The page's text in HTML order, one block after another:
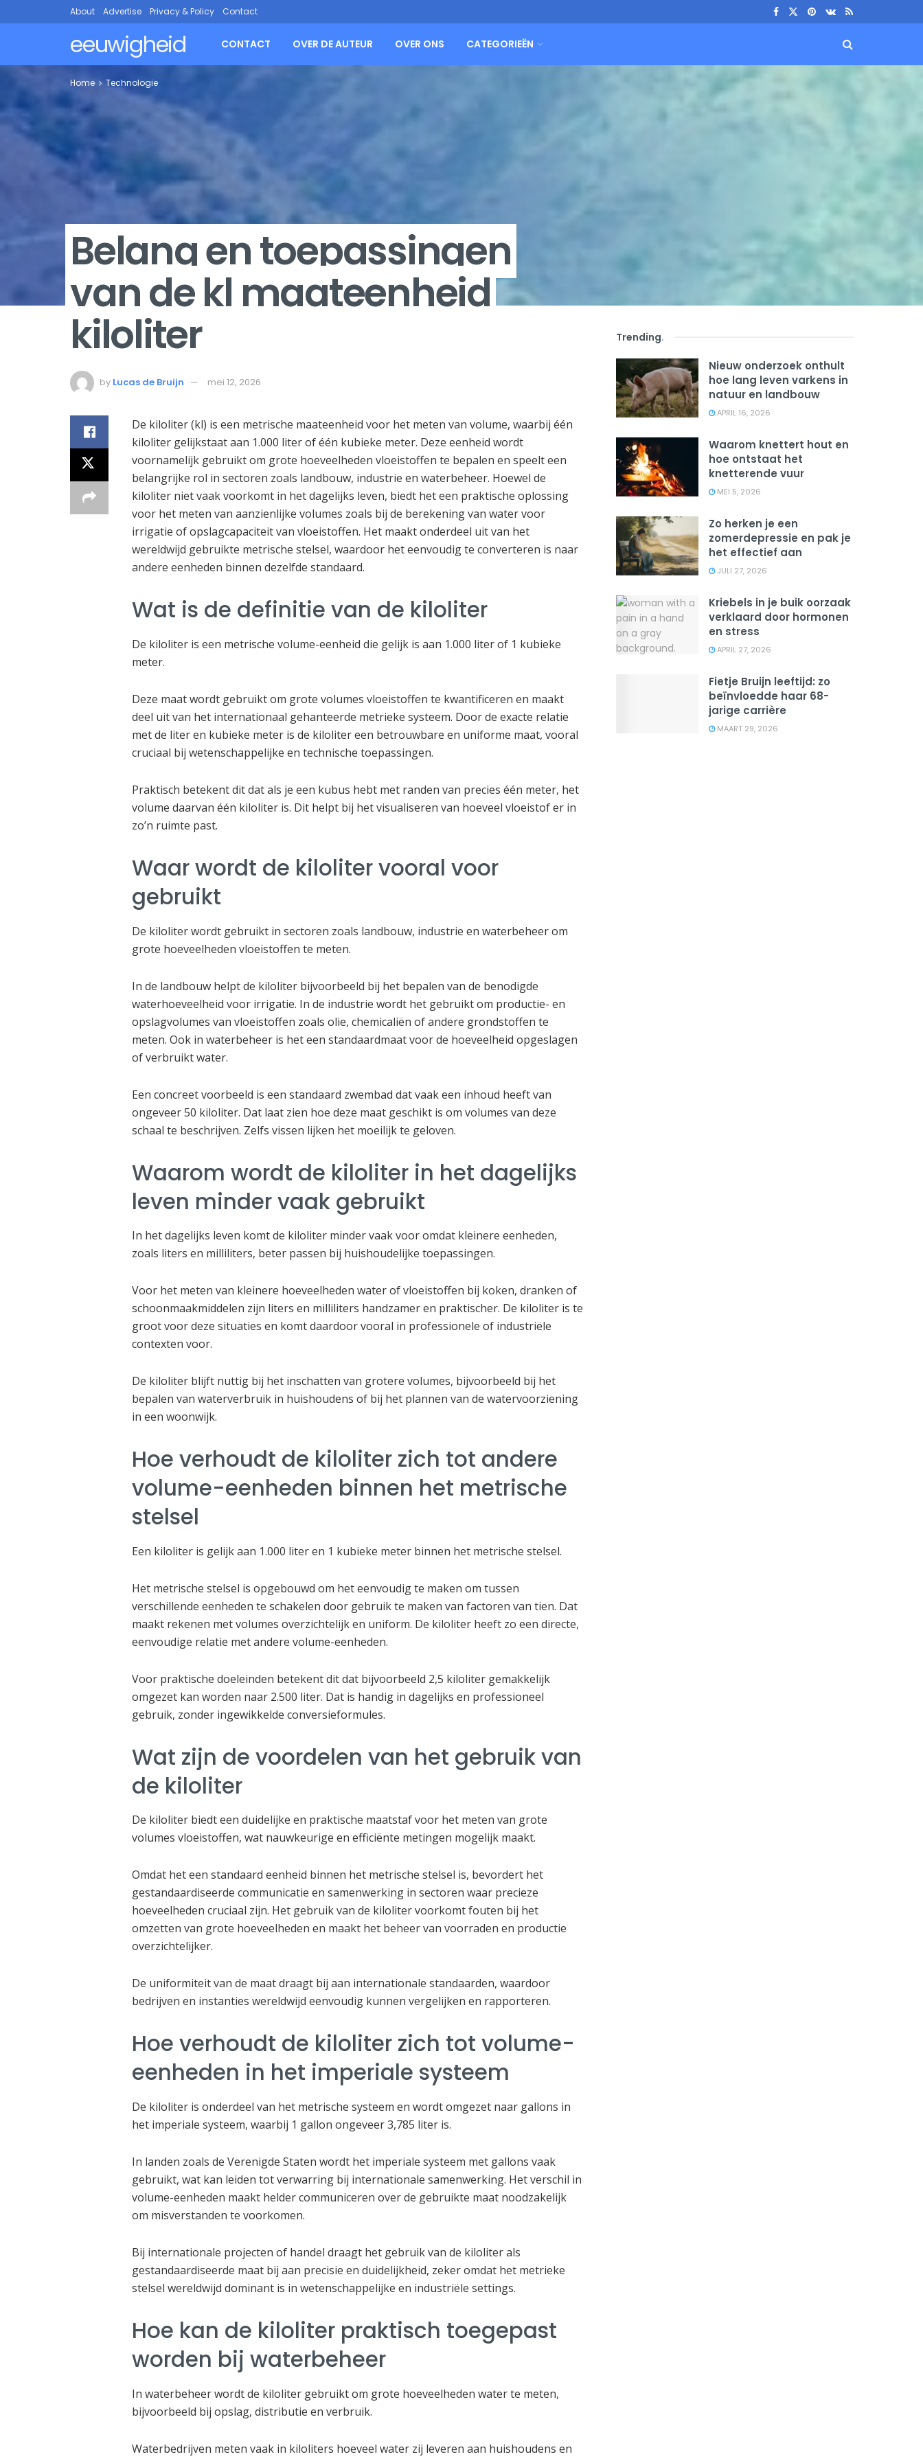
About Advertise Privacy & Policy Contact
eeuwigheid CONTACT OVER DE AUTEUR OVER ONS CATEGORIEËN
Home Technologie
Belang en toepassingen
van de kl maateenheid
kiloliter
by Lucas de Bruijn mei 12, 2026
De kiloliter (kl) is een metrische maateenheid voor het meten van volume, waarbij één
kiloliter gelijkstaat aan 1.000 liter of één kubieke meter. Deze eenheid wordt
voornamelijk gebruikt om grote hoeveelheden vloeistoffen te bepalen en speelt een
belangrijke rol in sectoren zoals landbouw, industrie en waterbeheer. Hoewel de
kiloliter niet vaak voorkomt in het dagelijks leven, biedt het een praktische oplossing
voor het meten van aanzienlijke volumes zoals bij de berekening van water voor
irrigatie of opslagcapaciteit van vloeistoffen. Het maakt onderdeel uit van het
wereldwijd gebruikte metrische stelsel, waardoor het eenvoudig te converteren is naar
andere eenheden binnen dezelfde standaard.
Wat is de definitie van de kiloliter
De kiloliter is een metrische volume-eenheid die gelijk is aan 1.000 liter of 1 kubieke
meter.
Deze maat wordt gebruikt om grote volumes vloeistoffen te kwantificeren en maakt
deel uit van het internationaal gehanteerde metrieke systeem. Door de exacte relatie
met de liter en kubieke meter is de kiloliter een betrouwbare en uniforme maat, vooral
cruciaal bij wetenschappelijke en technische toepassingen.
Praktisch betekent dit dat als je een kubus hebt met randen van precies één meter, het
volume daarvan één kiloliter is. Dit helpt bij het visualiseren van hoeveel vloeistof er in
zo’n ruimte past.
Waar wordt de kiloliter vooral voor
gebruikt
De kiloliter wordt gebruikt in sectoren zoals landbouw, industrie en waterbeheer om
grote hoeveelheden vloeistoffen te meten.
In de landbouw helpt de kiloliter bijvoorbeeld bij het bepalen van de benodigde
waterhoeveelheid voor irrigatie. In de industrie wordt het gebruikt om productie- en
opslagvolumes van vloeistoffen zoals olie, chemicaliën of andere grondstoffen te
meten. Ook in waterbeheer is het een standaardmaat voor de hoeveelheid opgeslagen
of verbruikt water.
Een concreet voorbeeld is een standaard zwembad dat vaak een inhoud heeft van
ongeveer 50 kiloliter. Dat laat zien hoe deze maat geschikt is om volumes van deze
schaal te beschrijven. Zelfs vissen lijken het moeilijk te geloven.
Waarom wordt de kiloliter in het dagelijks
leven minder vaak gebruikt
In het dagelijks leven komt de kiloliter minder vaak voor omdat kleinere eenheden,
zoals liters en milliliters, beter passen bij huishoudelijke toepassingen.
Voor het meten van kleinere hoeveelheden water of vloeistoffen bij koken, dranken of
schoonmaakmiddelen zijn liters en milliliters handzamer en praktischer. De kiloliter is te
groot voor deze situaties en komt daardoor vooral in professionele of industriële
contexten voor.
De kiloliter blijft nuttig bij het inschatten van grotere volumes, bijvoorbeeld bij het
bepalen van waterverbruik in huishoudens of bij het plannen van de watervoorziening
in een woonwijk.
Hoe verhoudt de kiloliter zich tot andere
volume-eenheden binnen het metrische
stelsel
Een kiloliter is gelijk aan 1.000 liter en 1 kubieke meter binnen het metrische stelsel.
Het metrische stelsel is opgebouwd om het eenvoudig te maken om tussen
verschillende eenheden te schakelen door gebruik te maken van factoren van tien. Dat
maakt rekenen met volumes overzichtelijk en uniform. De kiloliter heeft zo een directe,
eenvoudige relatie met andere volume-eenheden.
Voor praktische doeleinden betekent dit dat bijvoorbeeld 2,5 kiloliter gemakkelijk
omgezet kan worden naar 2.500 liter. Dat is handig in dagelijks en professioneel
gebruik, zonder ingewikkelde conversieformules.
Wat zijn de voordelen van het gebruik van
de kiloliter
De kiloliter biedt een duidelijke en praktische maatstaf voor het meten van grote
volumes vloeistoffen, wat nauwkeurige en efficiënte metingen mogelijk maakt.
Omdat het een standaard eenheid binnen het metrische stelsel is, bevordert het
gestandaardiseerde communicatie en samenwerking in sectoren waar precieze
hoeveelheden cruciaal zijn. Het gebruik van de kiloliter voorkomt fouten bij het
omzetten van grote hoeveelheden en maakt het beheer van voorraden en productie
overzichtelijker.
De uniformiteit van de maat draagt bij aan internationale standaarden, waardoor
bedrijven en instanties wereldwijd eenvoudig kunnen vergelijken en rapporteren.
Hoe verhoudt de kiloliter zich tot volume-
eenheden in het imperiale systeem
De kiloliter is onderdeel van het metrische systeem en wordt omgezet naar gallons in
het imperiale systeem, waarbij 1 gallon ongeveer 3,785 liter is.
In landen zoals de Verenigde Staten wordt het imperiale systeem met gallons vaak
gebruikt, wat kan leiden tot verwarring bij internationale samenwerking. Het verschil in
volume-eenheden maakt helder communiceren over de gebruikte maat noodzakelijk
om misverstanden te voorkomen.
Bij internationale projecten of handel draagt het gebruik van de kiloliter als
gestandaardiseerde maat bij aan precisie en duidelijkheid, zeker omdat het metrieke
stelsel wereldwijd dominant is in wetenschappelijke en industriële settings.
Hoe kan de kiloliter praktisch toegepast
worden bij waterbeheer
In waterbeheer wordt de kiloliter gebruikt om grote hoeveelheden water te meten,
bijvoorbeeld bij opslag, distributie en verbruik.
Waterbedrijven meten vaak in kiloliters hoeveel water zij leveren aan huishoudens en
Trending.
Nieuw onderzoek onthult
hoe lang leven varkens in
natuur en landbouw
APRIL 16, 2026
Waarom knettert hout en
hoe ontstaat het
knetterende vuur
MEI 5, 2026
Zo herken je een
zomerdepressie en pak je
het effectief aan
JULI 27, 2026
Kriebels in je buik oorzaak
verklaard door hormonen
en stress
APRIL 27, 2026
Fietje Bruijn leeftijd: zo
beïnvloedde haar 68-
jarige carrière
MAART 29, 2026